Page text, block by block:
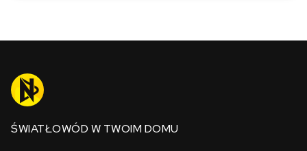
ŚWIATŁOWÓD W TWOIM DOMU